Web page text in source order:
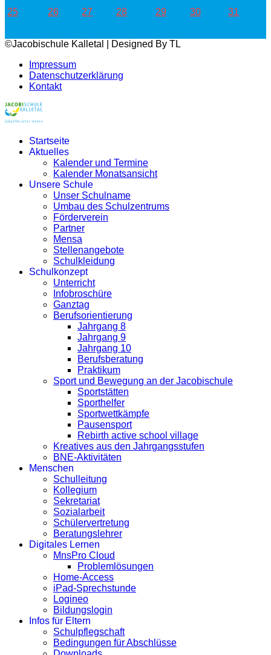
25 26 27 28 29 30 31
©Jacobischule Kalletal | Designed By TL
Impressum
Datenschutzerklärung
Kontakt
Startseite
Aktuelles
Kalender und Termine
Kalender Monatsansicht
Unsere Schule
Unser Schulname
Umbau des Schulzentrums
Förderverein
Partner
Mensa
Stellenangebote
Schulkleidung
Schulkonzept
Unterricht
Infobroschüre
Ganztag
Berufsorientierung
Jahrgang 8
Jahrgang 9
Jahrgang 10
Berufsberatung
Praktikum
Sport und Bewegung an der Jacobischule
Sportstätten
Sporthelfer
Sportwettkämpfe
Pausensport
Rebirth active school village
Kreatives aus den Jahrgangsstufen
BNE-Aktivitäten
Menschen
Schulleitung
Kollegium
Sekretariat
Sozialarbeit
Schülervertretung
Beratungslehrer
Digitales Lernen
MnsPro Cloud
Problemlösungen
Home-Access
iPad-Sprechstunde
Logineo
Bildungslogin
Infos für Eltern
Schulpflegschaft
Bedingungen für Abschlüsse